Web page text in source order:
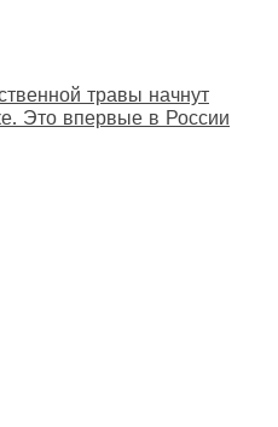
травы начнут
Это впервые в России